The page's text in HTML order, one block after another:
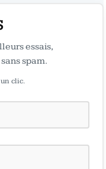
essais,
spam.
clic.